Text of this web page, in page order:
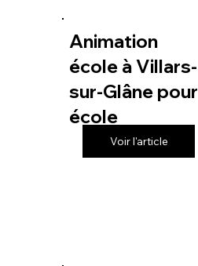
Animation
école à Villars-
sur-Glâne pour
école
Voir l'article